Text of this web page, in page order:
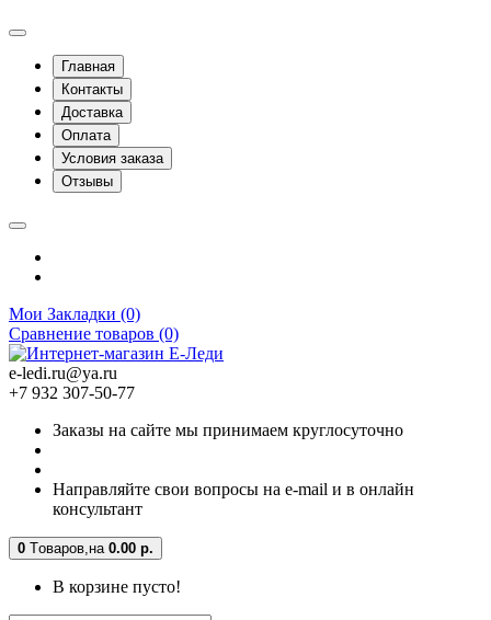
Главная
Контакты
Доставка
Оплата
Условия заказа
Отзывы
Мои Закладки (0)
Сравнение товаров (0)
e-ledi.ru@ya.ru
+7 932 307-50-77
Заказы на сайте мы принимаем круглосуточно
Направляйте свои вопросы на e-mail и в онлайн
консультант
0 Tоваров,на 0.00 р.
В корзине пусто!